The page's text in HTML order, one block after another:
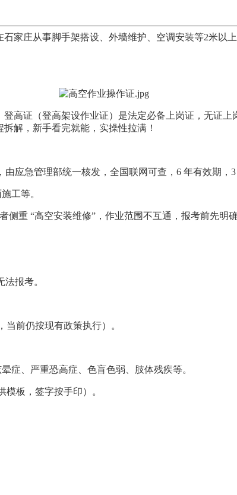
家庄从事脚手架搭设、外墙维护、空调安装等2米以
高证（登高架设作业证）是法定必备上岗证，无证
解，新手看完就能，实操性拉满！
应急管理部统一核发，全国联网可查，6 年有效期，
工等。
侧重 “高空安装维修”，作业范围不互通，报考前先明
报考。
前仍按现有政策执行）。
症、严重恐高症、色盲色弱、肢体残疾等。
板，签字按手印）。